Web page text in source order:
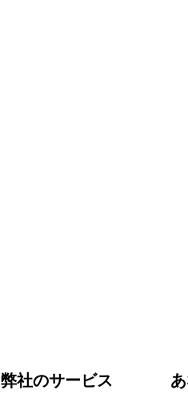
弊社のサービス